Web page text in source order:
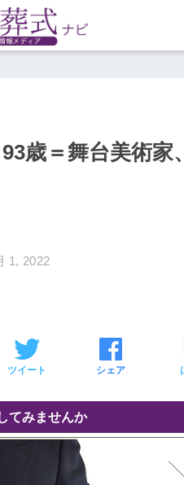
歳＝舞台美術
1, 2022
ツイート シェア
てみませんか